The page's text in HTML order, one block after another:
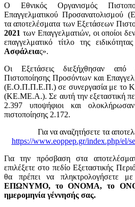
Ο Εθνικός Οργανισμός
Επαγγελματικού Προσανατολισμού
τα αποτελέσματα των Εξετάσεων
2021 των Επαγγελματιών, οι οποίοι
επαγγελματικό τίτλο της
Ασφάλειας».
Οι Εξετάσεις διεξήχθησαν από
Πιστοποίησης Προσόντων και
(Ε.Ο.Π.Π.Ε.Π.) σε συνεργασία με το
(ΚΕ.ΜΕ.Α.). Σε αυτή την εξεταστική
2.397 υποψήφιοι και ολοκλήρωσαν
πιστοποίησης 2.172.
Για να αναζητήσετε τα
https://www.eoppep.gr/index.php/el/
Για την πρόσβαση στα
επιλέξετε στο πεδίο Εξεταστικής
θα πρέπει να πληκτρολογήσετε
ΕΠΩΝΥΜΟ, το ΟΝΟΜΑ, το
ημερομηνία γέννησής σας.